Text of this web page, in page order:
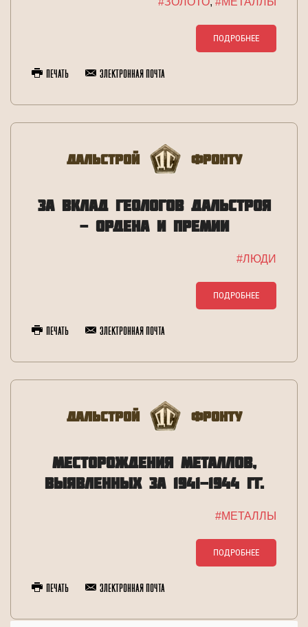
ПОДРОБНЕЕ
Печать Электронная почта
Дальстрой Фронту
ЗА ВКЛАД ГЕОЛОГОВ ДАЛЬСТРОЯ
- ОРДЕНА И ПРЕМИИ
#ЛЮДИ
ПОДРОБНЕЕ
Печать Электронная почта
Дальстрой Фронту
МЕСТОРОЖДЕНИЯ МЕТАЛЛОВ,
ВЫЯВЛЕННЫХ ЗА 1941-1944 ГГ.
#МЕТАЛЛЫ
ПОДРОБНЕЕ
Печать Электронная почта